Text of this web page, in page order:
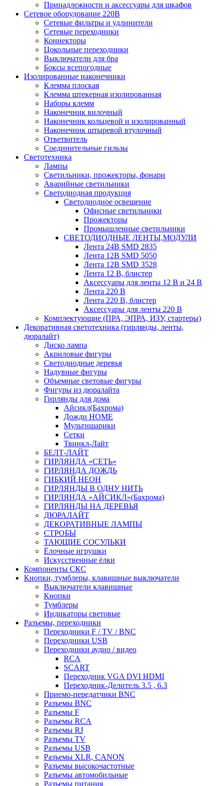
Принадлежности и аксессуары для шкафов
Сетевое оборудование 220В
Сетевые фильтры и удлинители
Сетевые переходники
Коннекторы
Цокольные переходники
Выключатели для бра
Боксы всепогодные
Изолированные наконечники
Клемма плоская
Клемма штекерная изолированная
Наборы клемм
Наконечник вилочный
Наконечник кольцевой и изолированный
Наконечник штыревой втулочный
Ответвитель
Соединительные гильзы
Светотехника
Лампы
Светильники, прожекторы, фонари
Аварийные светильники
Светодиодная продукция
Светодиодное освещение
Офисные светильники
Прожекторы
Промышленные светильники
СВЕТОДИОДНЫЕ ЛЕНТЫ,МОДУЛИ
Лента 24В SMD 2835
Лента 12В SMD 5050
Лента 12В SMD 3528
Лента 12 В, блистер
Аксессуары для ленты 12 В и 24 В
Лента 220 В
Лента 220 В, блистер
Аксессуары для ленты 220 В
Комплектующие (ПРА, ЭПРА, ИЗУ, стартеры)
Декоративная светотехника (гирлянды, ленты,
дюралайт)
Диско лампа
Акриловые фигуры
Светодиодные деревья
Надувные фигуры
Объемные световые фигуры
Фигуры из дюралайта
Гирлянды для дома
Айсикл(Бахрома)
Дожди HOME
Мультишарики
Сетки
Твинкл-Лайт
БЕЛТ-ЛАЙТ
ГИРЛЯНДА «СЕТЬ»
ГИРЛЯНДА ДОЖДЬ
ГИБКИЙ НЕОН
ГИРЛЯНДЫ В ОДНУ НИТЬ
ГИРЛЯНДА «АЙСИКЛ»(Бахрома)
ГИРЛЯНДЫ НА ДЕРЕВЬЯ
ДЮРАЛАЙТ
ДЕКОРАТИВНЫЕ ЛАМПЫ
СТРОБЫ
ТАЮЩИЕ СОСУЛЬКИ
Ёлочные игрушки
Искусственные ёлки
Компоненты СКС
Кнопки, тумблеры, клавишные выключатели
Выключатели клавишные
Кнопки
Тумблеры
Индикаторы световые
Разъемы, переходники
Переходники F / TV / BNC
Переходники USB
Переходники аудио / видео
RCA
SCART
Переходник VGA DVI HDMI
Переходник-Делитель 3.5 , 6.3
Приемо-передатчики BNC
Разъемы BNC
Разъемы F
Разъемы RCA
Разъемы RJ
Разъемы TV
Разъемы USB
Разъемы XLR, CANON
Разъемы высокочастотные
Разъемы автомобильные
Разъемы питания